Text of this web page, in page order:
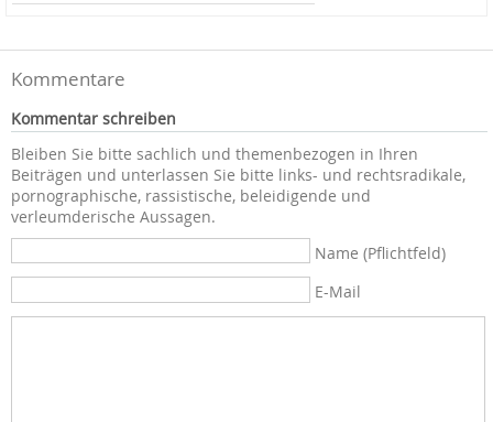
Kommentare
Kommentar schreiben
Bleiben Sie bitte sachlich und themenbezogen in Ihren
Beiträgen und unterlassen Sie bitte links- und rechtsradikale,
pornographische, rassistische, beleidigende und
verleumderische Aussagen.
Name (Pflichtfeld)
E-Mail